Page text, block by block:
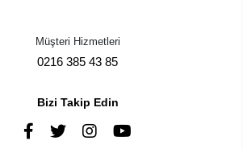
Müşteri Hizmetleri
0216 385 43 85
Bizi Takip Edin